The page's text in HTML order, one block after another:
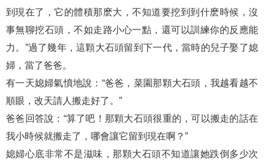
到現在了，它的體積那麽大，不知道要挖到到什麽時候，沒
事無聊挖石頭，不如走路小心一點，還可以訓練你的反應能
力。”過了幾年，這顆大石頭留到下一代，當時的兒子娶了媳
婦，當了爸爸。
有一天媳婦氣憤地說：“爸爸，菜園那顆大石頭，我越看越不
順眼，改天請人搬走好了。”
爸爸回答說：“算了吧！那顆大石頭很重的，可以搬走的話在
我小時候就搬走了，哪會讓它留到現在啊？”
媳婦心底非常不是滋味，那顆大石頭不知道讓她跌倒多少次